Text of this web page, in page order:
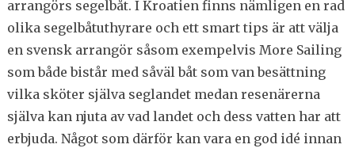
arrangörs segelbåt. I Kroatien finns nämligen en rad
olika segelbåtuthyrare och ett smart tips är att välja
en svensk arrangör såsom exempelvis More Sailing
som både bistår med såväl båt som van besättning
vilka sköter själva seglandet medan resenärerna
själva kan njuta av vad landet och dess vatten har att
erbjuda. Något som därför kan vara en god idé innan